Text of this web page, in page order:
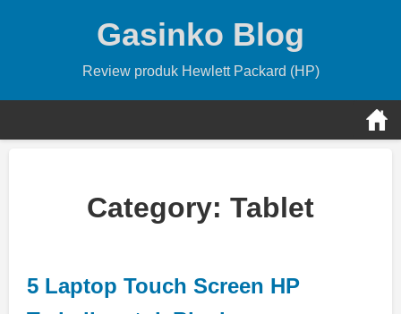
Gasinko Blog
Review produk Hewlett Packard (HP)
Category: Tablet
5 Laptop Touch Screen HP